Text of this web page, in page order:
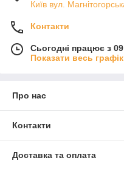
Київ вул.
Контакти
Сьогодні працює з
Показати весь
Про нас
Контакти
Доставка та оплата